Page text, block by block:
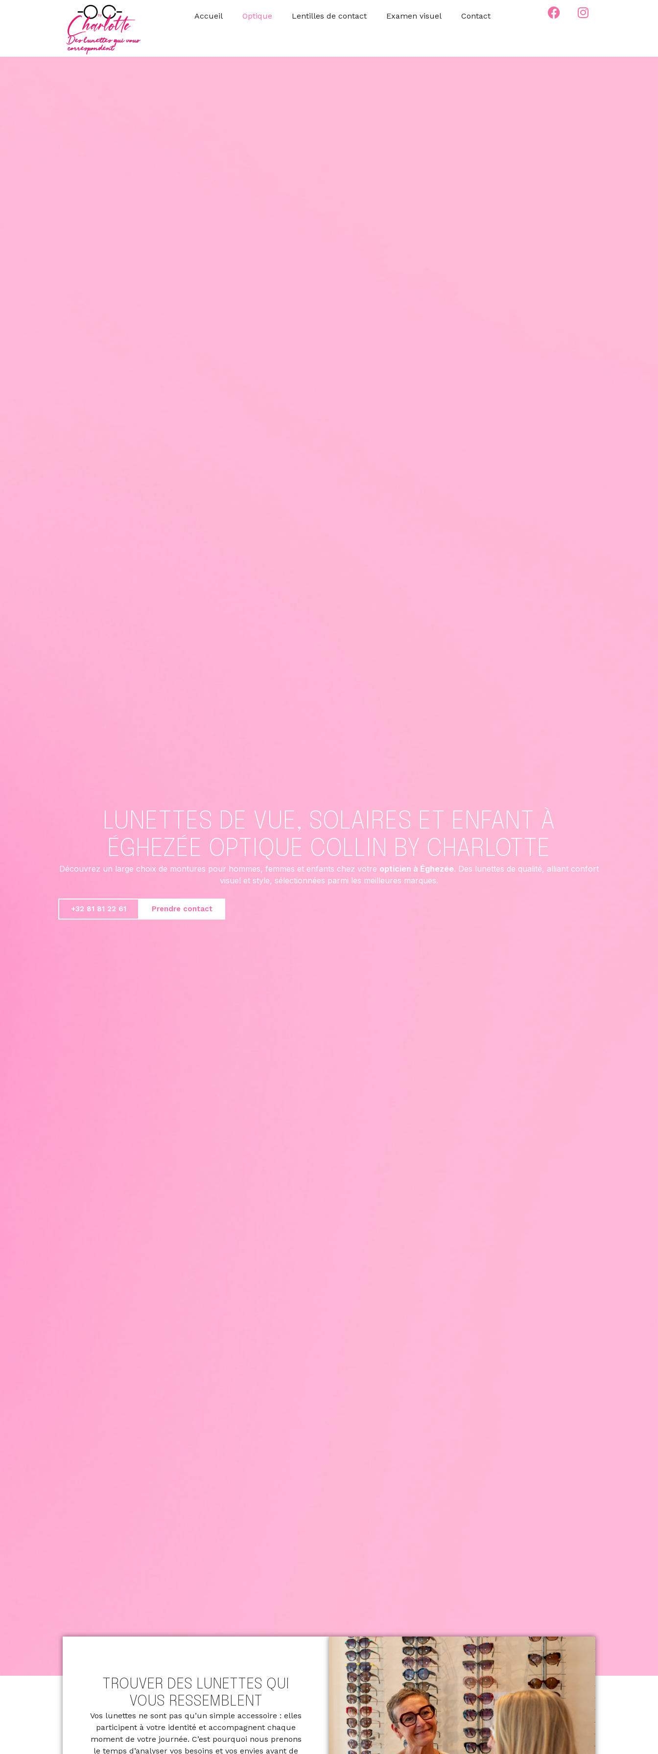
Des lunettes qui vous
correspondent
Accueil Optique Lentilles de contact Examen visuel Contact
LUNETTES DE VUE, SOLAIRES ET ENFANT À
ÉGHEZÉE OPTIQUE COLLIN BY CHARLOTTE
Découvrez un large choix de montures pour hommes, femmes et enfants chez votre opticien à Éghezée. Des lunettes de qualité, alliant confort
visuel et style, sélectionnées parmi les meilleures marques.
+32 81 81 22 61 Prendre contact
TROUVER DES LUNETTES QUI
VOUS RESSEMBLENT
Vos lunettes ne sont pas qu’un simple accessoire : elles
participent à votre identité et accompagnent chaque
moment de votre journée. C’est pourquoi nous prenons
le temps d’analyser vos besoins et vos envies avant de